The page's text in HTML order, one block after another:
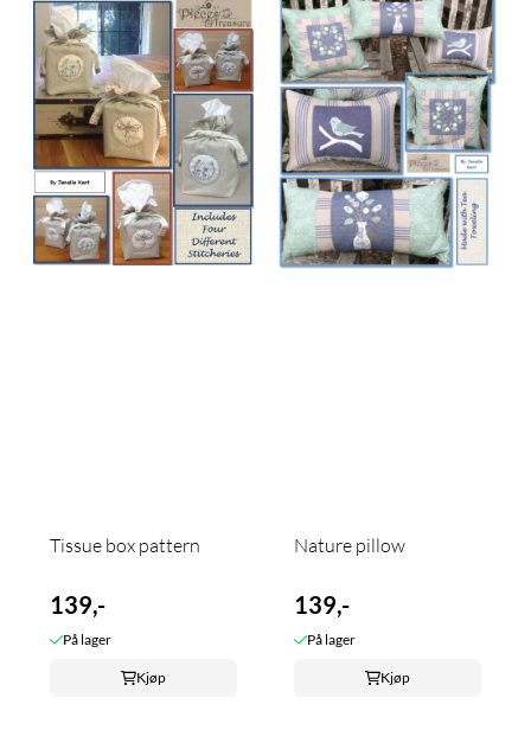
Tissue box pattern
139,-
På lager
Kjøp
Nature pillow
139,-
På lager
Kjøp